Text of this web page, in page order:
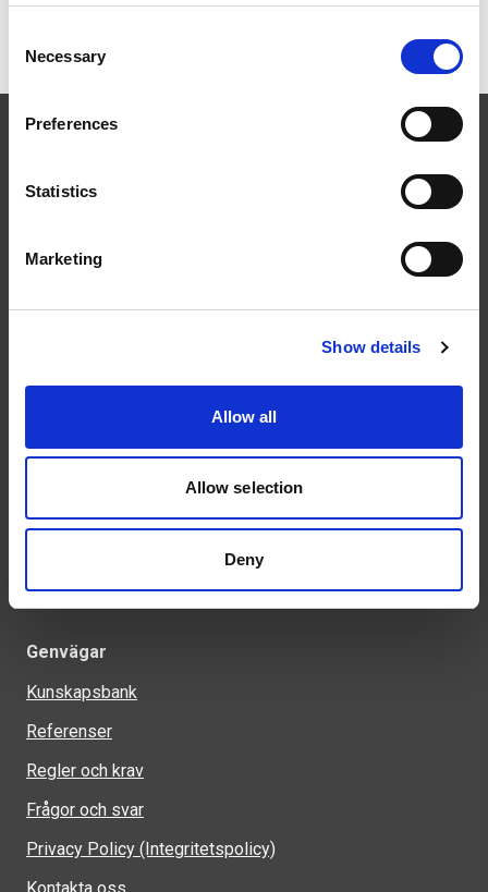
Selection
Necessary
Preferences
Statistics
Marketing
Show details
Allow all
Allow selection
Deny
Tel: 0321-261 60
info@welandstal.se
523 90 Ulricehamn
Genvägar
Kunskapsbank
Referenser
Regler och krav
Frågor och svar
Privacy Policy (Integritetspolicy)